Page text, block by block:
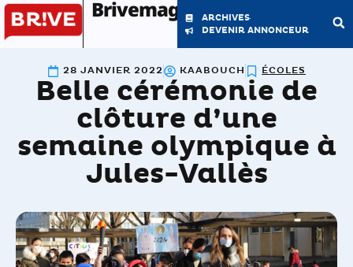
Brivemag'
ARCHIVES
DEVENIR ANNONCEUR
28 JANVIER 2022 KAABOUCH ÉCOLES
Belle cérémonie de
clôture d’une
semaine olympique à
Jules-Vallès